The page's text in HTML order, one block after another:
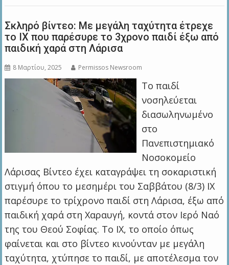
Σκληρό βίντεο: Με μεγάλη ταχύτητα έτρεχε
το ΙΧ που παρέσυρε το 3χρονο παιδί έξω από
παιδική χαρά στη Λάρισα
8 Μαρτίου, 2025 Permissos Newsroom
Το παιδί
νοσηλεύεται
διασωληνωμένο
στο
Πανεπιστημιακό
Νοσοκομείο
Λάρισας Βίντεο έχει καταγράψει τη σοκαριστική
στιγμή όπου το μεσημέρι του Σαββάτου (8/3) ΙΧ
παρέσυρε το τρίχρονο παιδί στη Λάρισα, έξω από
παιδική χαρά στη Χαραυγή, κοντά στον Ιερό Ναό
της του Θεού Σοφίας. Το ΙΧ, το οποίο όπως
φαίνεται και στο βίντεο κινούνταν με μεγάλη
ταχύτητα, χτύπησε το παιδί, με αποτέλεσμα τον